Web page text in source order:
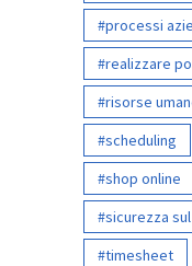
processi
realizzare
risorse
scheduling
shop online
sicurezza
timesheet